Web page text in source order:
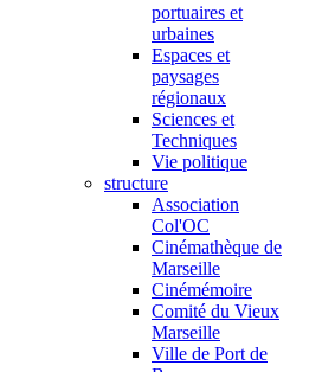
portuaires et
urbaines
Espaces et
paysages
régionaux
Sciences et
Techniques
Vie politique
structure
Association
Col'OC
Cinémathèque de
Marseille
Cinémémoire
Comité du Vieux
Marseille
Ville de Port de